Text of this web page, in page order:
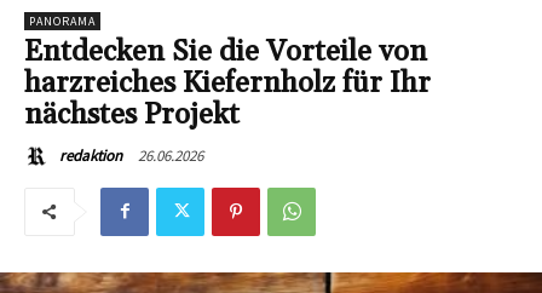
PANORAMA
Entdecken Sie die Vorteile von
harzreiches Kiefernholz für Ihr
nächstes Projekt
redaktion 26.06.2026